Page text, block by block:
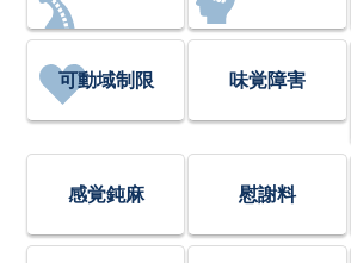
可動域制限 味覚障害
感覚鈍麻 慰謝料